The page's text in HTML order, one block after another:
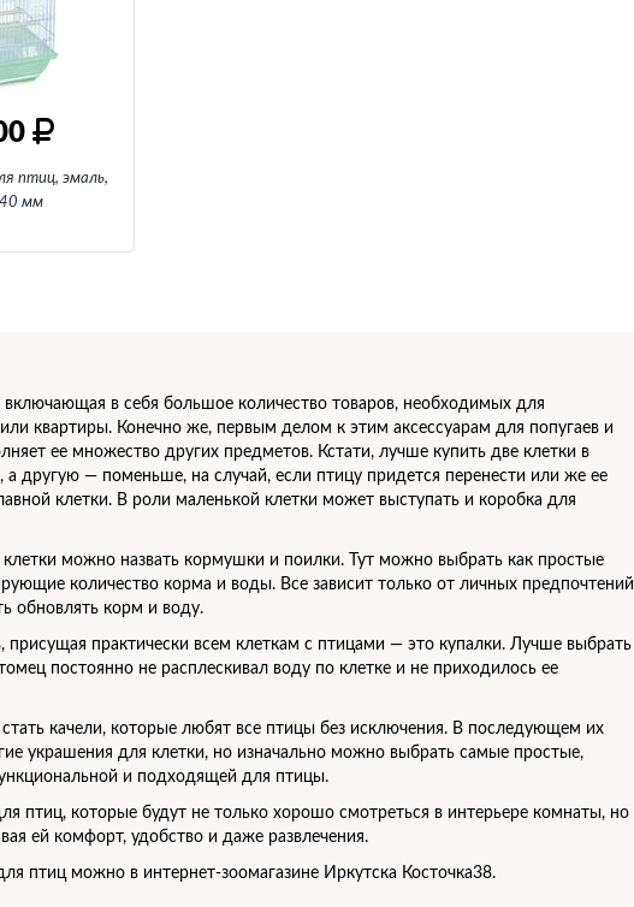
птиц, эмаль,
мм
включающая в себя большое количество товаров, необходимых для
квартиры. Конечно же, первым делом к этим аксессуарам для попугаев и
ее множество других предметов. Кстати, лучше купить две клетки в
другую — поменьше, на случай, если птицу придется перенести или же ее
клетки. В роли маленькой клетки может выступать и коробка для
можно назвать кормушки и поилки. Тут можно выбрать как простые
количество корма и воды. Все зависит только от личных предпочтений
обновлять корм и воду.
присущая практически всем клеткам с птицами — это купалки. Лучше выбрать
постоянно не расплескивал воду по клетке и не приходилось ее
качели, которые любят все птицы без исключения. В последующем их
украшения для клетки, но изначально можно выбрать самые простые,
и подходящей для птицы.
птиц, которые будут не только хорошо смотреться в интерьере комнаты, но
ей комфорт, удобство и даже развлечения.
птиц можно в интернет-зоомагазине Иркутска Косточка38.